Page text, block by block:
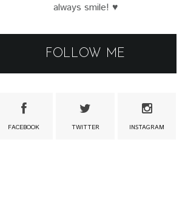
always smile! ♥
FOLLOW ME
FACEBOOK TWITTER INSTAGRAM